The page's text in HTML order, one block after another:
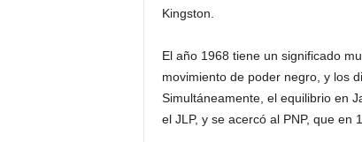
Kingston.
El año 1968 tiene un significado
movimiento de poder negro, y los
Simultáneamente, el equilibrio en
el JLP, y se acercó al PNP, que en